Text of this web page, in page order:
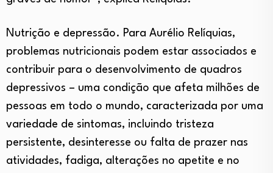
Nutrição e depressão. Para Aurélio Relíquias,
problemas nutricionais podem estar associados e
contribuir para o desenvolvimento de quadros
depressivos – uma condição que afeta milhões de
pessoas em todo o mundo, caracterizada por uma
variedade de sintomas, incluindo tristeza
persistente, desinteresse ou falta de prazer nas
atividades, fadiga, alterações no apetite e no